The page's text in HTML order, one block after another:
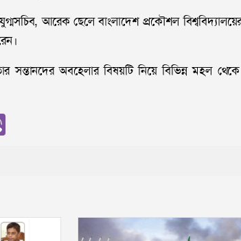
আরেক ছেলে বাংলাদেশ প্রকৌশল
অবহেলার বিষয়টি নিয়ে বিভিন্ন মহল
Viber